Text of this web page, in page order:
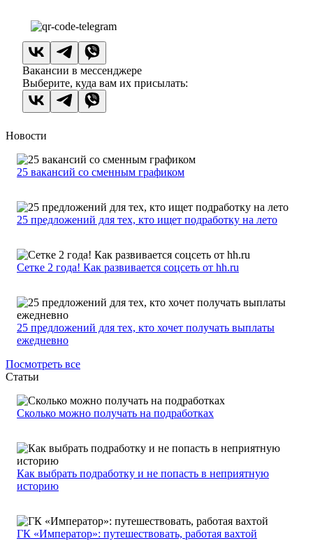
Вакансии в мессенджере
Выберите, куда вам их присылать:
Новости
25 вакансий со сменным графиком
25 предложений для тех, кто ищет подработку на лето
Сетке 2 года! Как развивается соцсеть от hh.ru
25 предложений для тех, кто хочет получать выплаты
ежедневно
Посмотреть все
Статьи
Сколько можно получать на подработках
Как выбрать подработку и не попасть в неприятную
историю
ГК «Император»: путешествовать, работая вахтой